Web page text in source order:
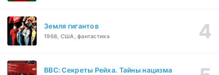
Земля гигантов
1968, США, фантастика
BBC: Секреты Рейха. Тайны нацизма